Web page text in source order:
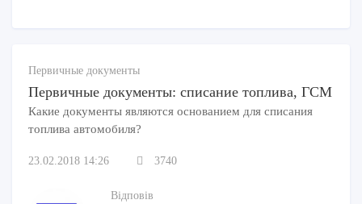
Первичные документы
Первичные документы: списание топлива, ГСМ
Какие документы являются основанием для списания
топлива автомобиля?
23.02.2018 14:26 3740
Відповів